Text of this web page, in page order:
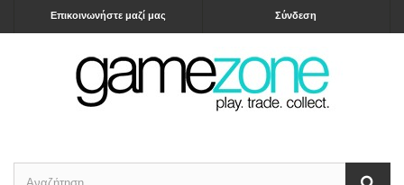
Σύνδεση
Επικοινωνήστε μαζί μας